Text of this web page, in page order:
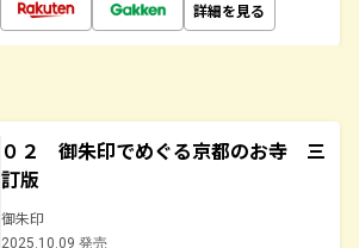
詳細を見る
０２ 御朱印でめぐる京都のお寺 三
訂版
御朱印
2025.10.09 発売